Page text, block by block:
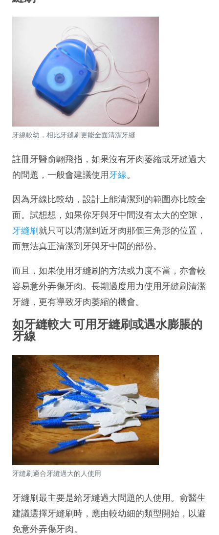
牙線較幼，相比牙縫刷更能全面清潔牙縫
註冊牙醫俞翺飛指，如果沒有牙肉萎縮或牙縫過大
的問題，一般會建議使用牙線。
因為牙線比較幼，設計上能清潔到的範圍亦比較全
面。試想想，如果你牙與牙中間沒有太大的空隙，
牙縫刷就只可以清潔到近牙肉那個三角形的位置，
而無法真正清潔到牙與牙中間的部份。
而且，如果使用牙縫刷的方法或力度不當，亦會較
容易意外弄傷牙肉。長期過度用力使用牙縫刷清潔
牙縫，更有導致牙肉萎縮的機會。
如牙縫較大 可用牙縫刷或遇水膨脹的
牙線
牙縫刷適合牙縫過大的人使用
牙縫刷最主要是給牙縫過大問題的人使用。俞醫生
建議選擇牙縫刷時，應由較幼細的類型開始，以避
免意外弄傷牙肉。